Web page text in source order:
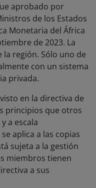
aprobado por
de los Estados
Monetaria del África
de 2023. La
la región. Sólo uno de
con un sistema
privada.
en la directiva de
principios que otros
a escala
aplica a las copias
sujeta a la gestión
miembros tienen
a sus